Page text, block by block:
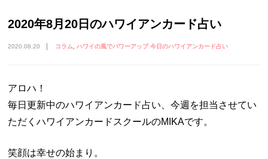
2020年8月20日のハワイアンカード占い
2020.08.20 コラム ハワイの風でパワーアップ 今日のハワイアンカード占い
アロハ！
毎日更新中のハワイアンカード占い、今週を担当させてい
ただくハワイアンカードスクールのMIKAです。
笑顔は幸せの始まり。